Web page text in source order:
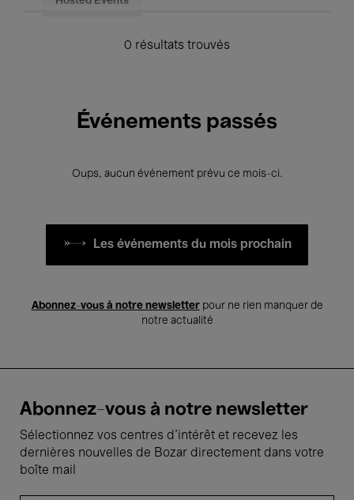
0 résultats trouvés
Événements passés
Oups, aucun événement prévu ce mois-ci.
Les événements du mois prochain
Abonnez-vous à notre newsletterpour ne rien manquer de
notre actualité
Abonnez-vous à notre newsletter
Sélectionnez vos centres d'intérêt et recevez les
dernières nouvelles de Bozar directement dans votre
boîte mail